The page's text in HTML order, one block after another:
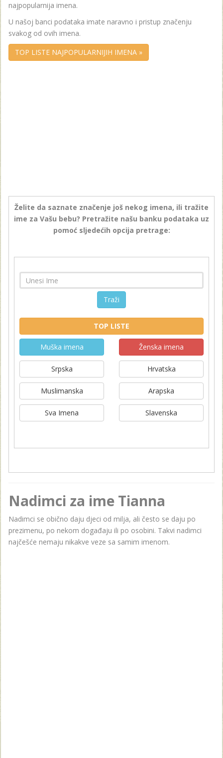
najpopularnija imena.
U našoj banci podataka imate naravno i pristup značenju
svakog od ovih imena.
TOP LISTE NAJPOPULARNIJIH IMENA »
Želite da saznate značenje još nekog imena, ili tražite
ime za Vašu bebu? Pretražite našu banku podataka uz
pomoć sljedećih opcija pretrage:
Traži
TOP LISTE
Muška imena Ženska imena
Srpska Hrvatska
Muslimanska Arapska
Sva Imena Slavenska
Nadimci za ime Tianna
Nadimci se obično daju djeci od milja, ali često se daju po
prezimenu, po nekom događaju ili po osobini. Takvi nadimci
najčešće nemaju nikakve veze sa samim imenom.